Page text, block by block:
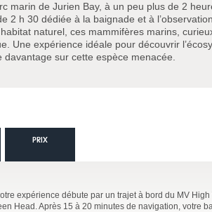
marin de Jurien Bay, à un peu plus de 2
2 h 30 dédiée à la baignade et à
naturel, ces mammifères marins,
Une expérience idéale pour découvrir
sur cette espèce menacée.
expérience débute par un trajet à bord du MV
Head. Après 15 à 20 minutes de navigation, votre
PRIX